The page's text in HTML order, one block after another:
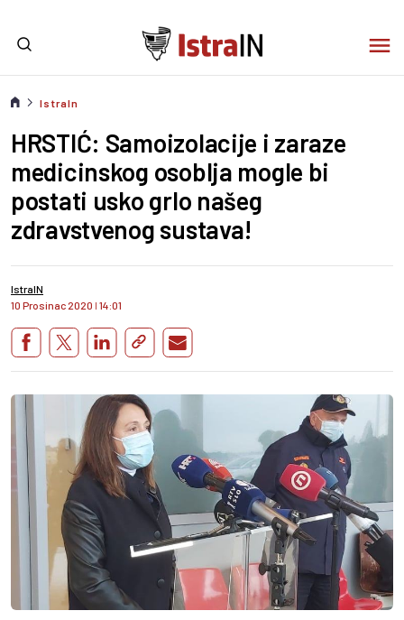
IstraIn
HRSTIĆ: Samoizolacije i zaraze
medicinskog osoblja mogle bi
postati usko grlo našeg
zdravstvenog sustava!
IstraIN
10 Prosinac 2020 I 14:01